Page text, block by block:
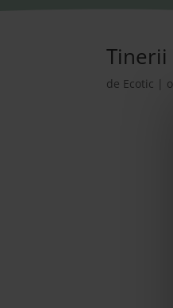
Tinerii
de Ecotic |